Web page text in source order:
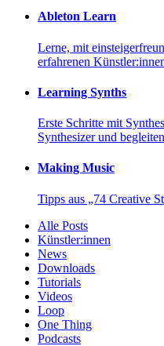
Ableton Learn
Lerne, mit
erfahrenen
Learning Synths
Erste Schritte mit
Synthesizer und
Making Music
Tipps aus „74 Creative
Alle Posts
Künstler:innen
News
Downloads
Tutorials
Videos
Loop
One Thing
Podcasts